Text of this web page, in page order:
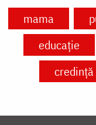
mama
educație
credință